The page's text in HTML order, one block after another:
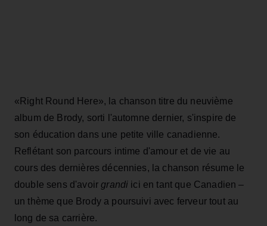
«Right Round Here», la chanson titre du neuvième
album de Brody, sorti l'automne dernier, s'inspire de
son éducation dans une petite ville canadienne.
Reflétant son parcours intime d'amour et de vie au
cours des dernières décennies, la chanson résume le
double sens d'avoir grandi ici en tant que Canadien –
un thème que Brody a poursuivi avec ferveur tout au
long de sa carrière.